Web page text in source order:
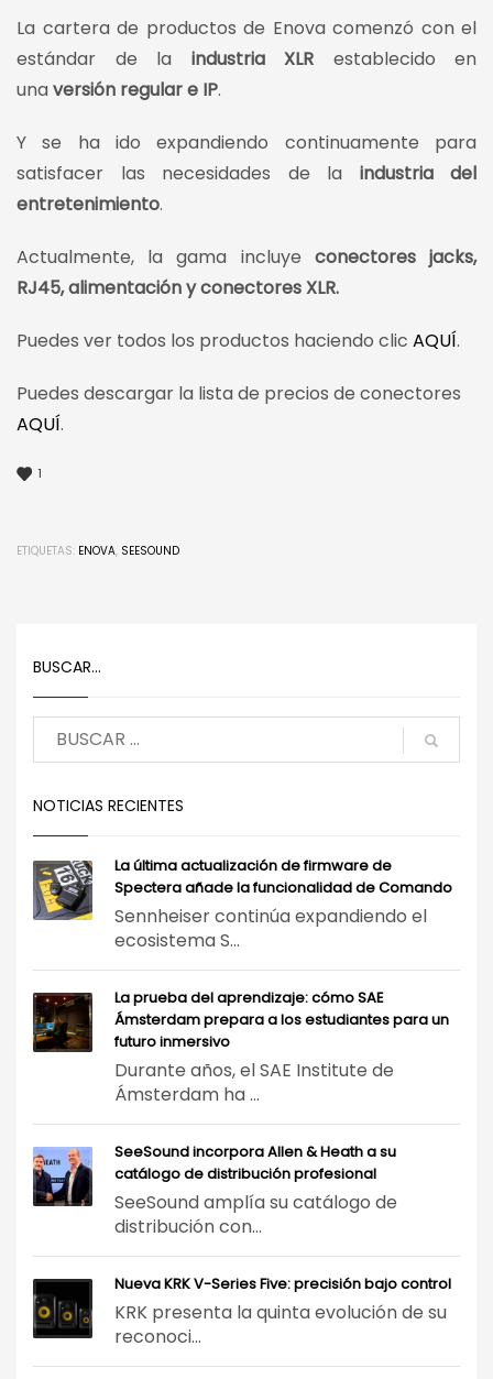
La cartera de productos de Enova comenzó con el
estándar de la industria XLR establecido en
unaversión regular e IP.
Y se ha ido expandiendo continuamente para
satisfacer las necesidades de la industria del
entretenimiento.
Actualmente, la gama incluye conectores jacks,
RJ45, alimentación y conectores XLR.
Puedes ver todos los productos haciendo clic AQUÍ.
Puedes descargar la lista de precios de conectores
AQUÍ.
1
ETIQUETAS: ENOVA, SEESOUND
BUSCAR…
NOTICIAS RECIENTES
La última actualización de firmware de
Spectera añade la funcionalidad de Comando
Sennheiser continúa expandiendo el
ecosistema S...
La prueba del aprendizaje: cómo SAE
Ámsterdam prepara a los estudiantes para un
futuro inmersivo
Durante años, el SAE Institute de
Ámsterdam ha ...
SeeSound incorpora Allen & Heath a su
catálogo de distribución profesional
SeeSound amplía su catálogo de
distribución con...
Nueva KRK V-Series Five: precisión bajo control
KRK presenta la quinta evolución de su
reconoci...